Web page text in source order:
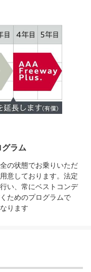
ラム
の状態でお乗りいただ
意しております。法定
い、常にベストコンデ
ためのプログラムで
ります